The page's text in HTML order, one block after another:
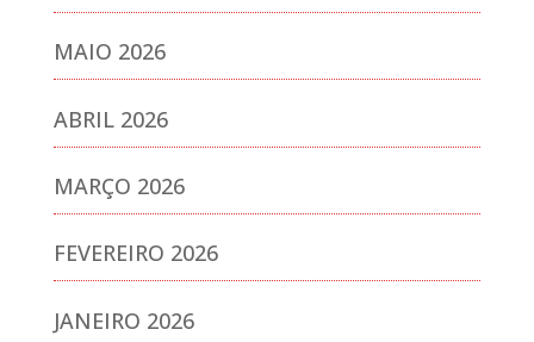
MAIO 2026
ABRIL 2026
MARÇO 2026
FEVEREIRO 2026
JANEIRO 2026